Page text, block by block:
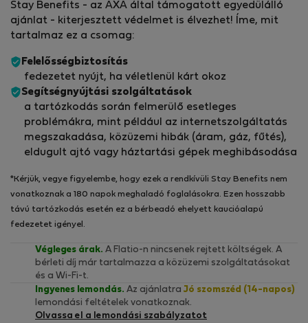
Stay Benefits - az AXA által támogatott egyedülálló
ajánlat - kiterjesztett védelmet is élvezhet! Íme, mit
tartalmaz ez a csomag:
Felelősségbiztosítás
fedezetet nyújt, ha véletlenül kárt okoz
Segítségnyújtási szolgáltatások
a tartózkodás során felmerülő esetleges
problémákra, mint például az internetszolgáltatás
megszakadása, közüzemi hibák (áram, gáz, fűtés),
eldugult ajtó vagy háztartási gépek meghibásodása
*Kérjük, vegye figyelembe, hogy ezek a rendkívüli Stay Benefits nem
vonatkoznak a 180 napok meghaladó foglalásokra. Ezen hosszabb
távú tartózkodás esetén ez a bérbeadó ehelyett kaucióalapú
fedezetet igényel.
Végleges árak. A Flatio-n nincsenek rejtett költségek. A
bérleti díj már tartalmazza a közüzemi szolgáltatásokat
és a Wi-Fi-t.
Ingyenes lemondás. Az ajánlatra Jó szomszéd (14-napos)
lemondási feltételek vonatkoznak.
Olvassa el a lemondási szabályzatot